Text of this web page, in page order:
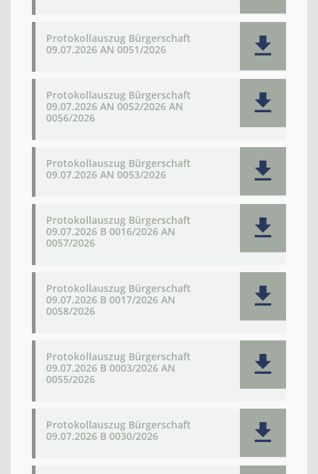
Protokollauszug Bürgerschaft
09.07.2026 AN 0051/2026
Protokollauszug Bürgerschaft
09.07.2026 AN 0052/2026 AN
0056/2026
Protokollauszug Bürgerschaft
09.07.2026 AN 0053/2026
Protokollauszug Bürgerschaft
09.07.2026 B 0016/2026 AN
0057/2026
Protokollauszug Bürgerschaft
09.07.2026 B 0017/2026 AN
0058/2026
Protokollauszug Bürgerschaft
09.07.2026 B 0003/2026 AN
0055/2026
Protokollauszug Bürgerschaft
09.07.2026 B 0030/2026